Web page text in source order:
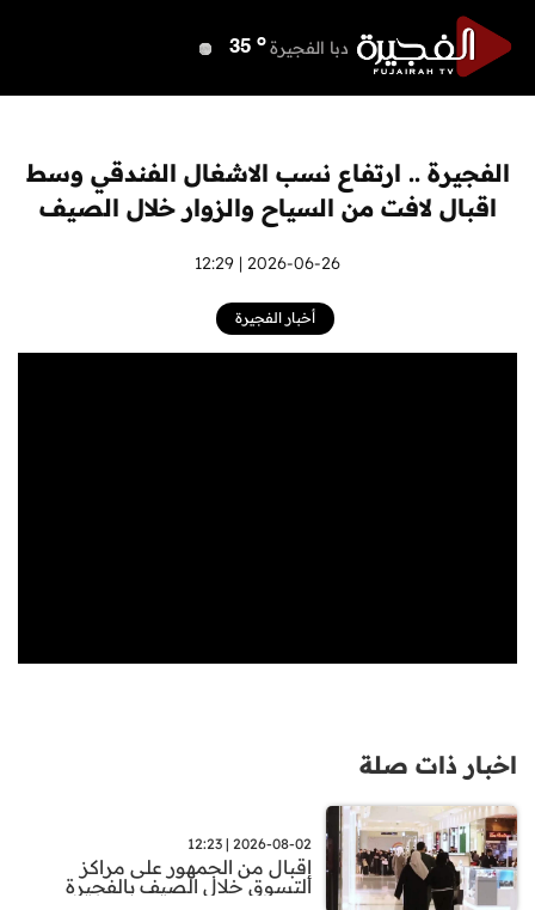
دبا الفجيرة 35 o
أم القيوين o
راس الخيمة 35 o
الفجيرة 34 o
الفجيرة .. ارتفاع نسب الاشغال الفندقي وسط
اقبال لافت من السياح والزوار خلال الصيف
2026-06-26 | 12:29
أخبار الفجيرة
اخبار ذات صلة
2026-08-02 | 12:23
إقبال من الجمهور على مراكز
التسوق خلال الصيف بالفجيرة